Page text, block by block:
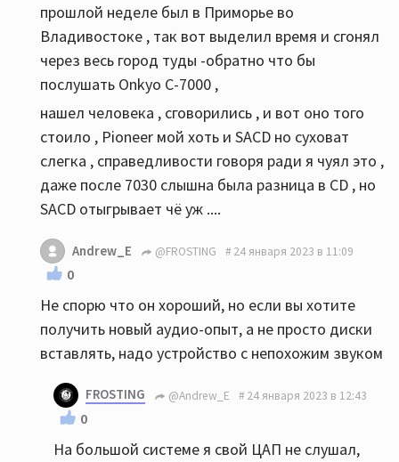
прошлой неделе был в Приморье во
Владивостоке , так вот выделил время и сгонял
через весь город туды -обратно что бы
послушать Onkyo C-7000 ,
нашел человека , сговорились , и вот оно того
стоило , Pioneer мой хоть и SACD но суховат
слегка , справедливости говоря ради я чуял это ,
даже после 7030 слышна была разница в CD , но
SACD отыгрывает чё уж ....
Andrew_E @FROSTING 24 января 2023 в 11:09
0
Не спорю что он хороший, но если вы хотите
получить новый аудио-опыт, а не просто диски
вставлять, надо устройство с непохожим звуком
FROSTING @Andrew_E 24 января 2023 в 12:43
0
На большой системе я свой ЦАП не слушал,